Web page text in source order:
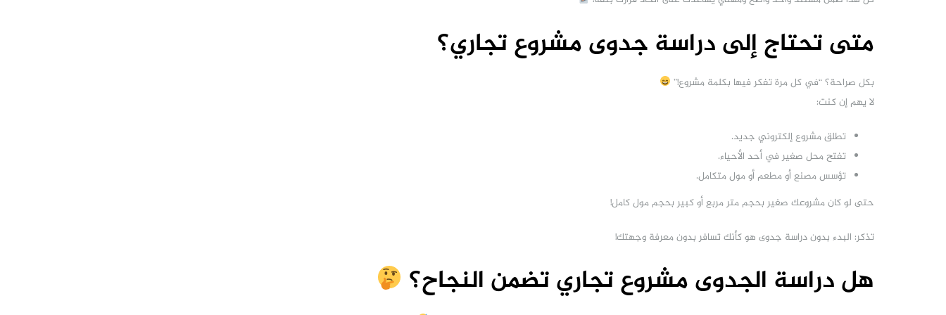
متى تحتاج إلى دراسة جدوى مشروع تجاري؟
بكل صراحة؟ “في كل مرة تفكر فيها بكلمة مشروع!”
لا يهم إن كنت:
تطلق مشروع إلكتروني جديد.
تفتح محل صغير في أحد الأحياء.
تؤسس مصنع أو مطعم أو مول متكامل.
حتى لو كان مشروعك صغير بحجم متر مربع أو كبير بحجم مول كامل!
تذكر: البدء بدون دراسة جدوى هو كأنك تسافر بدون معرفة وجهتك!
هل دراسة الجدوى مشروع تجاري تضمن النجاح؟